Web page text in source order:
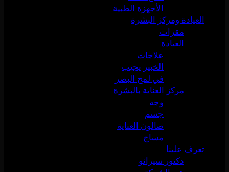
الأجهزة الطبية
العيادة ومركز البشرة
مقرات
العيادة
علاجات
الخبير يجيب
في لمح البصر
مركز العناية بالبشرة
وجه
جسم
صالون العناية
مساج
تعرف علينا
دكتور سيرانو